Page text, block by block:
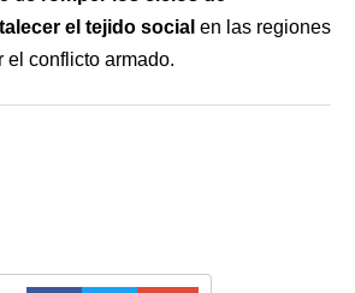
el tejido social en las regiones
el conflicto armado.